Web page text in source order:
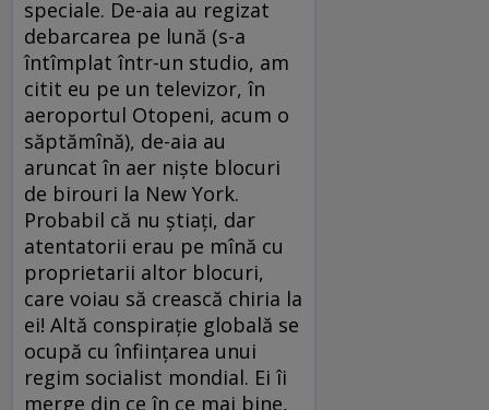
speciale. De-aia au regizat
debarcarea pe lună (s-a
întîmplat într-un studio, am
citit eu pe un televizor, în
aeroportul Otopeni, acum o
săptămînă), de-aia au
aruncat în aer nişte blocuri
de birouri la New York.
Probabil că nu ştiaţi, dar
atentatorii erau pe mînă cu
proprietarii altor blocuri,
care voiau să crească chiria la
ei! Altă conspiraţie globală se
ocupă cu înfiinţarea unui
regim socialist mondial. Ei îi
merge din ce în ce mai bine,